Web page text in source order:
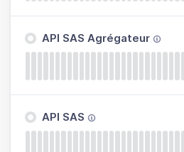
API SAS Agrégateur
API SAS